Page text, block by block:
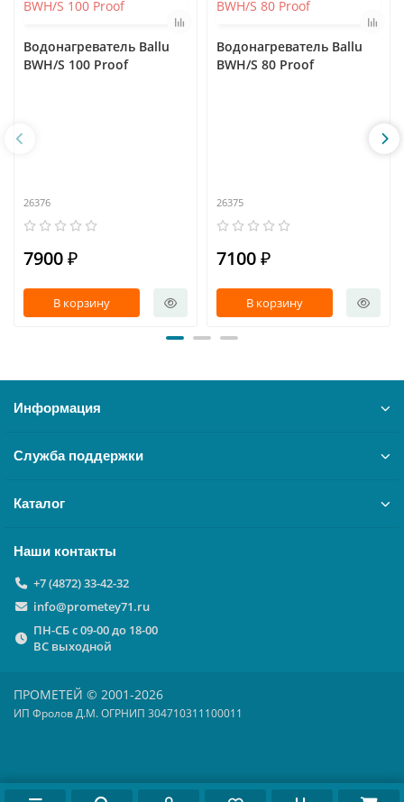
Водонагреватель Ballu
BWH/S 100 Proof
26376
7900 ₽
В корзину
Водонагреватель Ballu
BWH/S 80 Proof
26375
7100 ₽
В корзину
Информация
Служба поддержки
Каталог
Наши контакты
+7 (4872) 33-42-32
info@prometey71.ru
ПН-СБ с 09-00 до 18-00
ВС выходной
ПРОМЕТЕЙ © 2001-2026
ИП Фролов Д.М. ОГРНИП 304710311100011